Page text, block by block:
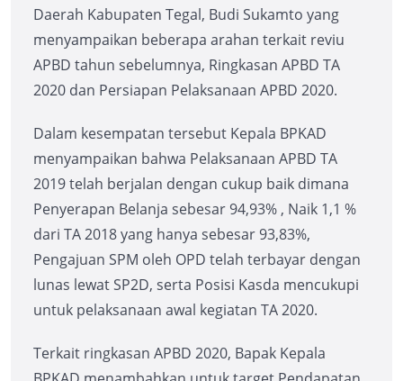
Daerah Kabupaten Tegal, Budi Sukamto yang
menyampaikan beberapa arahan terkait reviu
APBD tahun sebelumnya, Ringkasan APBD TA
2020 dan Persiapan Pelaksanaan APBD 2020.
Dalam kesempatan tersebut Kepala BPKAD
menyampaikan bahwa Pelaksanaan APBD TA
2019 telah berjalan dengan cukup baik dimana
Penyerapan Belanja sebesar 94,93% , Naik 1,1 %
dari TA 2018 yang hanya sebesar 93,83%,
Pengajuan SPM oleh OPD telah terbayar dengan
lunas lewat SP2D, serta Posisi Kasda mencukupi
untuk pelaksanaan awal kegiatan TA 2020.
Terkait ringkasan APBD 2020, Bapak Kepala